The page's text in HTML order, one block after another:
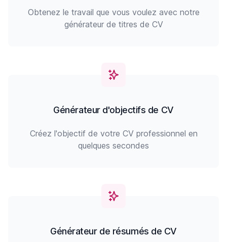
Obtenez le travail que vous voulez avec notre
générateur de titres de CV
Générateur d'objectifs de CV
Créez l'objectif de votre CV professionnel en
quelques secondes
Générateur de résumés de CV